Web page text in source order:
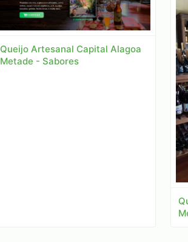
Queijo Artesanal Capital Alagoa
Metade - Sabores